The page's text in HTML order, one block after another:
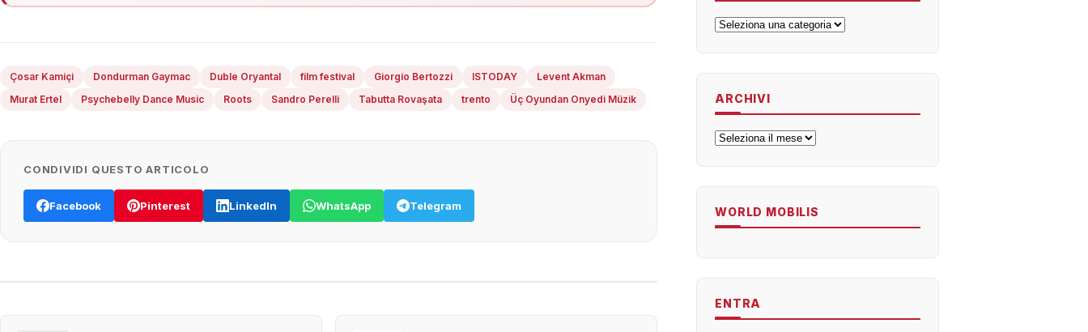
Çosar Kamiçi Dondurman Gaymac Duble Oryantal film festival Giorgio Bertozzi ISTODAY
Levent Akman
Murat Ertel
Psychebelly Dance Music Roots Sandro Perelli Tabutta Rovaşata trento Üç Oyundan Onyedi Müzik
CONDIVIDI QUESTO ARTICOLO
Facebook Pinterest LinkedIn WhatsApp Telegram
Categorie
ARCHIVI
Archivi
WORLD MOBILIS
ENTRA